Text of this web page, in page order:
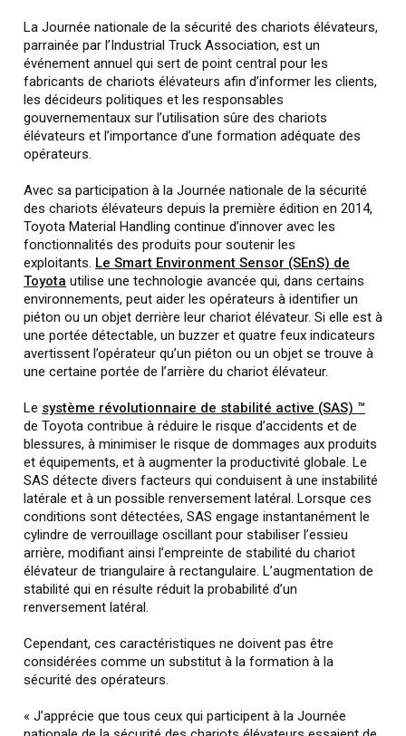
La Journée nationale de la sécurité des chariots élévateurs,
parrainée par l’Industrial Truck Association, est un
événement annuel qui sert de point central pour les
fabricants de chariots élévateurs afin d’informer les clients,
les décideurs politiques et les responsables
gouvernementaux sur l’utilisation sûre des chariots
élévateurs et l’importance d’une formation adéquate des
opérateurs.
Avec sa participation à la Journée nationale de la sécurité
des chariots élévateurs depuis la première édition en 2014,
Toyota Material Handling continue d’innover avec les
fonctionnalités des produits pour soutenir les
exploitants. Le Smart Environment Sensor (SEnS) de
Toyota utilise une technologie avancée qui, dans certains
environnements, peut aider les opérateurs à identifier un
piéton ou un objet derrière leur chariot élévateur. Si elle est à
une portée détectable, un buzzer et quatre feux indicateurs
avertissent l’opérateur qu’un piéton ou un objet se trouve à
une certaine portée de l’arrière du chariot élévateur.
Le système révolutionnaire de stabilité active (SAS) ™
de Toyota contribue à réduire le risque d’accidents et de
blessures, à minimiser le risque de dommages aux produits
et équipements, et à augmenter la productivité globale. Le
SAS détecte divers facteurs qui conduisent à une instabilité
latérale et à un possible renversement latéral. Lorsque ces
conditions sont détectées, SAS engage instantanément le
cylindre de verrouillage oscillant pour stabiliser l’essieu
arrière, modifiant ainsi l’empreinte de stabilité du chariot
élévateur de triangulaire à rectangulaire. L’augmentation de
stabilité qui en résulte réduit la probabilité d’un
renversement latéral.
Cependant, ces caractéristiques ne doivent pas être
considérées comme un substitut à la formation à la
sécurité des opérateurs.
« J’apprécie que tous ceux qui participent à la Journée